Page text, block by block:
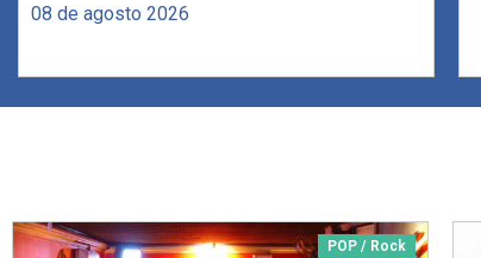
08 de agosto 2026
POP / Rock